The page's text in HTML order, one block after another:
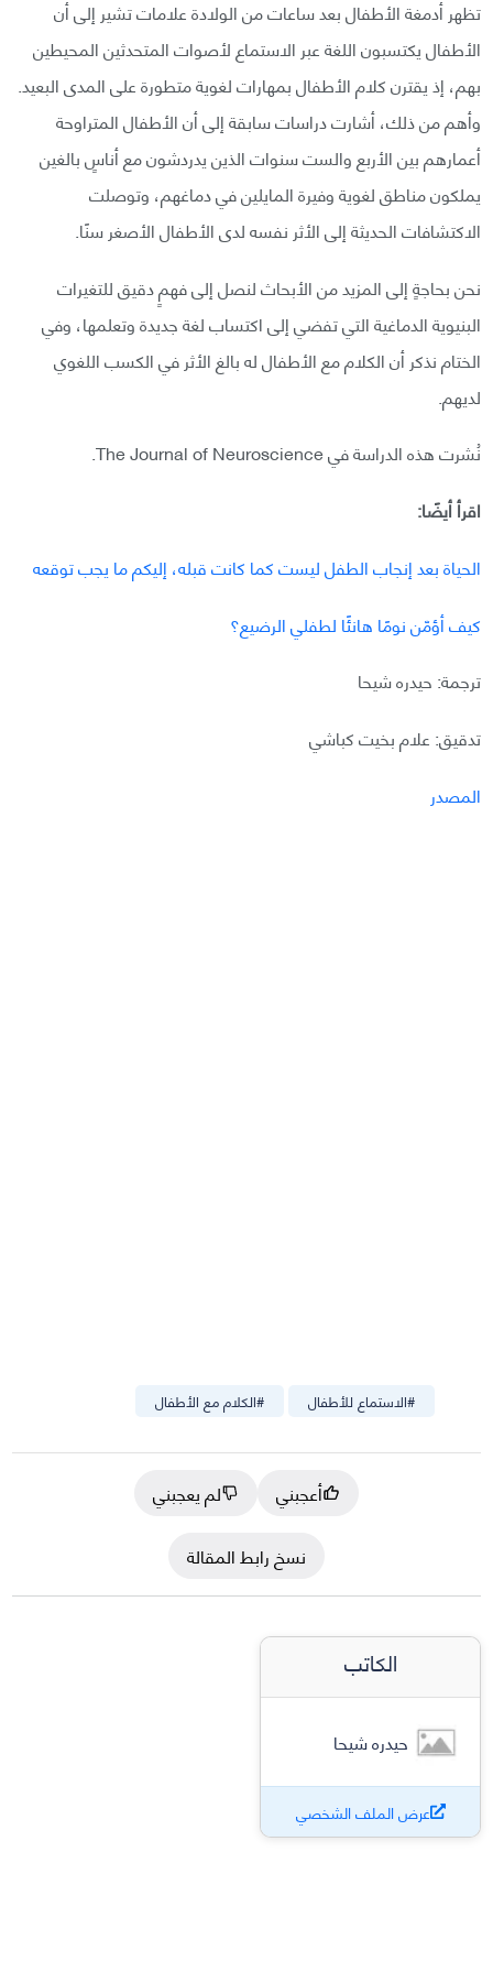
تظهر أدمغة الأطفال بعد ساعات من الولادة علامات تشير إلى أن
الأطفال يكتسبون اللغة عبر الاستماع لأصوات المتحدثين المحيطين
بهم، إذ يقترن كلام الأطفال بمهارات لغوية متطورة على المدى البعيد.
وأهم من ذلك، أشارت دراسات سابقة إلى أن الأطفال المتراوحة
أعمارهم بين الأربع والست سنوات الذين يدردشون مع أناسٍ بالغين
يملكون مناطق لغوية وفيرة المايلين في دماغهم، وتوصلت
الاكتشافات الحديثة إلى الأثر نفسه لدى الأطفال الأصغر سنًا.
نحن بحاجةٍ إلى المزيد من الأبحاث لنصل إلى فهمٍ دقيق للتغيرات
البنيوية الدماغية التي تفضي إلى اكتساب لغة جديدة وتعلمها، وفي
الختام نذكر أن الكلام مع الأطفال له بالغ الأثر في الكسب اللغوي
لديهم.
نُشرت هذه الدراسة في The Journal of Neuroscience.
اقرأ أيضًا:
الحياة بعد إنجاب الطفل ليست كما كانت قبله، إليكم ما يجب توقعه
كيف أؤمّن نومًا هانئًا لطفلي الرضيع؟
ترجمة: حيدره شيحا
تدقيق: علام بخيت كباشي
المصدر
#الكلام مع الأطفال #الاستماع للأطفال
أعجبني
لم يعجبني
نسخ رابط المقالة
الكاتب
حيدره شيحا
عرض الملف الشخصي